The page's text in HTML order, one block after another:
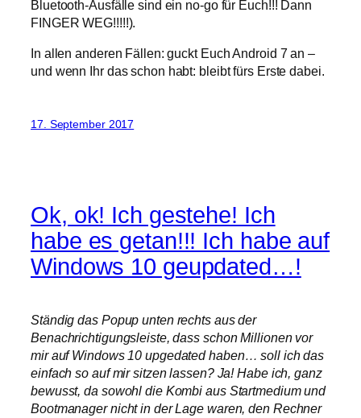
Bluetooth-Ausfälle sind ein no-go für Euch!!! Dann
FINGER WEG!!!!!).
In allen anderen Fällen: guckt Euch Android 7 an –
und wenn Ihr das schon habt: bleibt fürs Erste dabei.
17. September 2017
Ok, ok! Ich gestehe! Ich
habe es getan!!! Ich habe auf
Windows 10 geupdated…!
Ständig das Popup unten rechts aus der
Benachrichtigungsleiste, dass schon Millionen vor
mir auf Windows 10 upgedated haben… soll ich das
einfach so auf mir sitzen lassen? Ja! Habe ich, ganz
bewusst, da sowohl die Kombi aus Startmedium und
Bootmanager nicht in der Lage waren, den Rechner